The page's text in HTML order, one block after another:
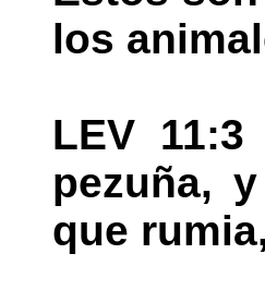
los
LEV
pezuña,
que